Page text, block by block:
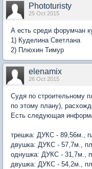
Phototuristy
25 Oct 2015
А есть среди форумчан
1) Куделина Светлана
2) Плюхин Тимур
elenamix
26 Oct 2015
Судя по строительному
по этому плану),
Есть следующая
трешка: ДУКС - 89,56м.,
двушка: ДУКС - 57,7м.,
однушка: ДУКС - 31,7м.,
двушка: ДУКС - 54,2м.,